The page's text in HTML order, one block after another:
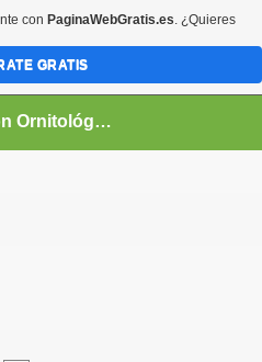
Asociación Ornitológica Naturalista Pacense
con PaginaWebGratis.es. ¿Quieres
GRATIS